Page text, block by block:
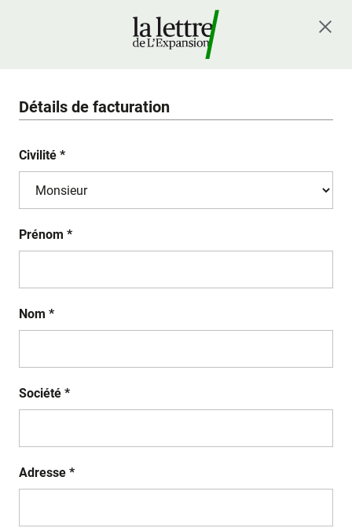
Détails de facturation
Civilité *
Prénom *
Nom *
Société *
Adresse *